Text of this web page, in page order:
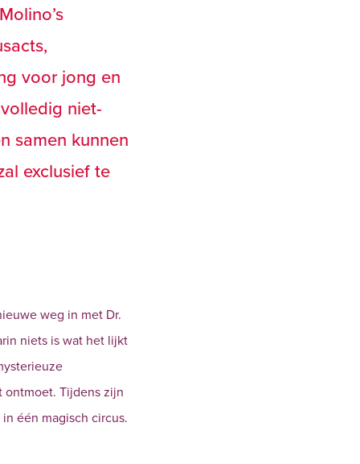
voor jong en
niet-
samen kunnen
exclusief te
weg in met Dr.
niets is wat het lijkt
Tijdens zijn
één magisch circus.